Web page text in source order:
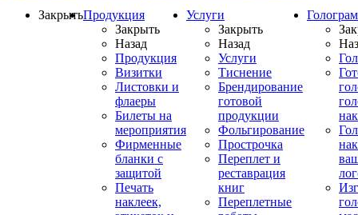
ЗакрытьПродукция
Закрыть
Назад
Продукция
Визитки
Листовки и
флаеры
Билеты на
мероприятия
Фирменные
бланки с
защитой
Печать
наклеек,
Услуги
Закрыть
Назад
Услуги
Тиснение
Брендирование
готовой
продукции
Фольгирование
Прострочка
Переплет и
реставрация
книг
Переплетные